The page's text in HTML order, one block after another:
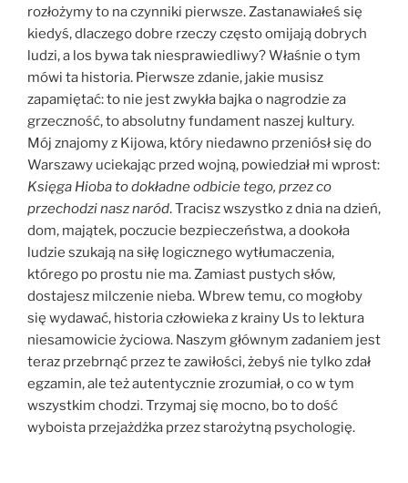
rozłożymy to na czynniki pierwsze. Zastanawiałeś się
kiedyś, dlaczego dobre rzeczy często omijają dobrych
ludzi, a los bywa tak niesprawiedliwy? Właśnie o tym
mówi ta historia. Pierwsze zdanie, jakie musisz
zapamiętać: to nie jest zwykła bajka o nagrodzie za
grzeczność, to absolutny fundament naszej kultury.
Mój znajomy z Kijowa, który niedawno przeniósł się do
Warszawy uciekając przed wojną, powiedział mi wprost:
Księga Hioba to dokładne odbicie tego, przez co
przechodzi nasz naród. Tracisz wszystko z dnia na dzień,
dom, majątek, poczucie bezpieczeństwa, a dookoła
ludzie szukają na siłę logicznego wytłumaczenia,
którego po prostu nie ma. Zamiast pustych słów,
dostajesz milczenie nieba. Wbrew temu, co mogłoby
się wydawać, historia człowieka z krainy Us to lektura
niesamowicie życiowa. Naszym głównym zadaniem jest
teraz przebrnąć przez te zawiłości, żebyś nie tylko zdał
egzamin, ale też autentycznie zrozumiał, o co w tym
wszystkim chodzi. Trzymaj się mocno, bo to dość
wyboista przejażdżka przez starożytną psychologię.